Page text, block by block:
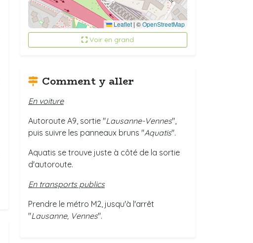
Leaflet | ©OpenStreetMap
Voir en grand
Comment y aller
En voiture
Autoroute A9, sortie "Lausanne-Vennes",
puis suivre les panneaux bruns "Aquatis".
Aquatis se trouve juste à côté de la sortie
d'autoroute.
En transports publics
Prendre le métro M2, jusqu'à l'arrêt
"Lausanne, Vennes".